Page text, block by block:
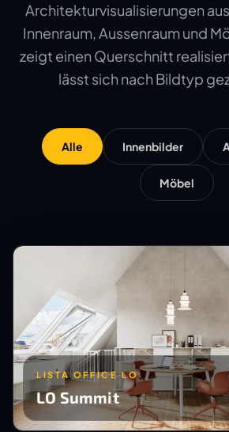
Architekturvisualisierungen
Innenraum, Aussenraum und
zeigt einen Querschnitt
lässt sich nach Bildtyp
Alle Innenbilder
Möbel
LISTA OFFICE LO
LO Summit